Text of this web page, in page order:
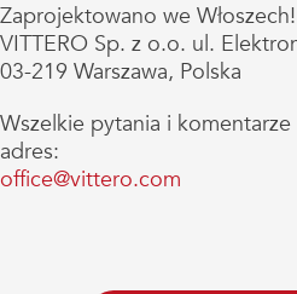
Zaprojektowano we Włoszech!
VITTERO Sp. z o.o. ul.
03-219 Warszawa, Polska
Wszelkie pytania i
adres:
office@vittero.com